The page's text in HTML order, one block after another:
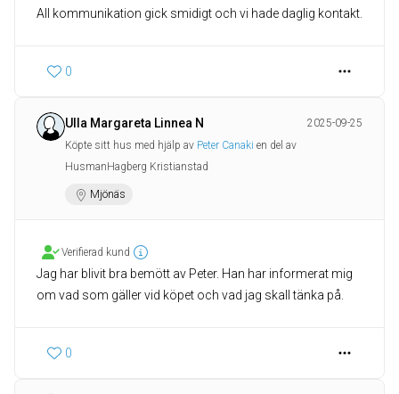
All kommunikation gick smidigt och vi hade daglig kontakt.
0
Ulla Margareta Linnea N
2025-09-25
Köpte sitt hus med hjälp av Peter Canaki en del av
HusmanHagberg Kristianstad
Mjönäs
Verifierad kund
Jag har blivit bra bemött av Peter. Han har informerat mig
om vad som gäller vid köpet och vad jag skall tänka på.
0